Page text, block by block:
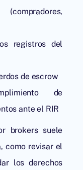
registros del
de escrow
de
ante el RIR
brokers suele
como revisar el
los derechos